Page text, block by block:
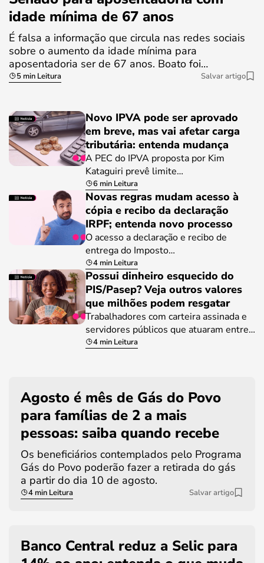
idade mínima de 67 anos
É falsa a informação que circula nas redes sociais
sobre o aumento da idade mínima para
aposentadoria ser de 67 anos. Boato foi…
5 min Leitura Salvar artigo
Novo IPVA pode ser aprovado
em breve, mas vai afetar carga
tributária: entenda mudança
A PEC do IPVA proposta por Kim
Kataguiri prevê limite…
6 min Leitura
Novas regras mudam acesso à
cópia e recibo da declaração
IRPF; entenda novo processo
O acesso a declaração e recibo de
entrega do Imposto…
4 min Leitura
Possui dinheiro esquecido do
PIS/Pasep? Veja outros valores
que milhões podem resgatar
Trabalhadores com carteira assinada e
servidores públicos que atuaram entre…
4 min Leitura
Agosto é mês de Gás do Povo
para famílias de 2 a mais
pessoas: saiba quando recebe
Os beneficiários contemplados pelo Programa
Gás do Povo poderão fazer a retirada do gás
a partir do dia 10 de agosto.
4 min Leitura Salvar artigo
Banco Central reduz a Selic para